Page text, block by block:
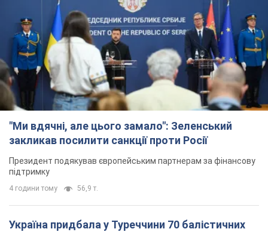
"Ми вдячні, але цього замало": Зеленський
закликав посилити санкції проти Росії
Президент подякував європейським партнерам за фінансову
підтримку
4 години тому 56,9 т.
Україна придбала у Туреччини 70 балістичних